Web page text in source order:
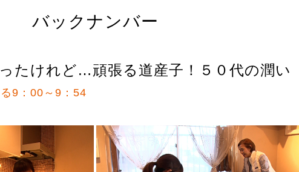
バックナンバー
ったけれど…頑張る道産子！５０代の潤い
9：00～9：54